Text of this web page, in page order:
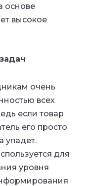
основе
высокое
очень
всех
если товар
его просто
упадет.
для
уровня